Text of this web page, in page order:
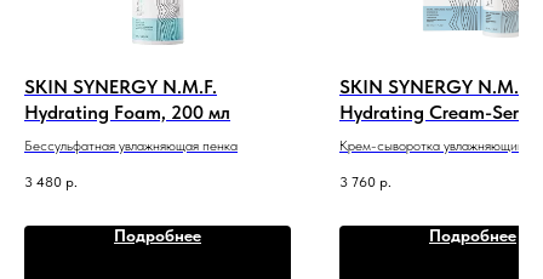
SKIN SYNERGY N.M.F.
Hydrating Foam, 200 мл
Бессульфатная увлажняющая пенка
3 480 р.
Подробнее
SKIN SYNERGY N.M.F.
Hydrating Cream-
Крем-сыворотка увлажняющий
3 760 р.
Подробнее